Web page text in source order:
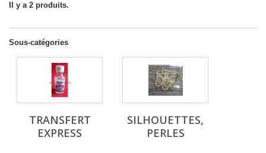
Il y a 2 produits.
Sous-catégories
TRANSFERT
EXPRESS
SILHOUETTES,
PERLES